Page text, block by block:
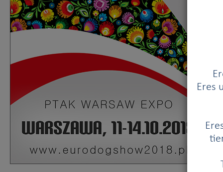
Eres
El Comité Ejecutivo de la FCI y el AKC se han reunido en Nueva
Crueldad hacia los perros